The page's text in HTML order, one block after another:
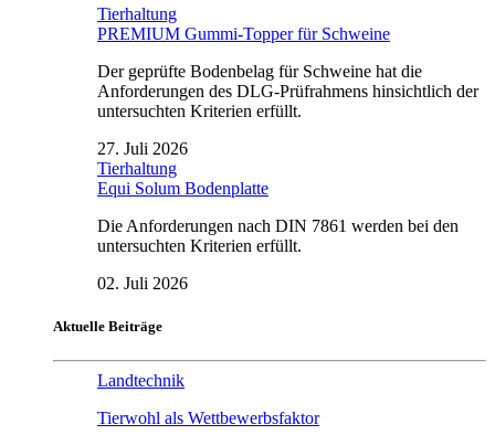
Tierhaltung
PREMIUM Gummi-Topper für Schweine
Der geprüfte Bodenbelag für Schweine hat die
Anforderungen des DLG-Prüfrahmens hinsichtlich der
untersuchten Kriterien erfüllt.
27. Juli 2026
Tierhaltung
Equi Solum Bodenplatte
Die Anforderungen nach DIN 7861 werden bei den
untersuchten Kriterien erfüllt.
02. Juli 2026
Aktuelle Beiträge
Landtechnik
Tierwohl als Wettbewerbsfaktor